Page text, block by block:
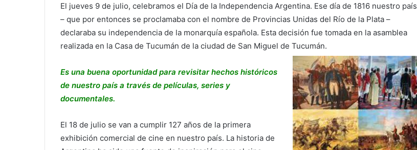
El jueves 9 de julio, celebramos el Día de la Independencia Argentina. Ese día de 1816 nuestro país
– que por entonces se proclamaba con el nombre de Provincias Unidas del Río de la Plata –
declaraba su independencia de la monarquía española. Esta decisión fue tomada en la asamblea
realizada en la Casa de Tucumán de la ciudad de San Miguel de Tucumán.
Es una buena oportunidad para revisitar hechos históricos
de nuestro país a través de películas, series y
documentales.
El 18 de julio se van a cumplir 127 años de la primera
exhibición comercial de cine en nuestro país. La historia de